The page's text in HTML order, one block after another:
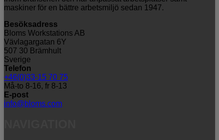
maskiner för en bättre arbetsmiljö sedan 1947.
Besöksadress
Bloms Workstations AB
Vävlagargatan 6Y
507 30 Brämhult
Sverige
Telefon
+46(0)33-15 70 75
Må-to 8-16, fr 8-13
E-post
info@bloms.com